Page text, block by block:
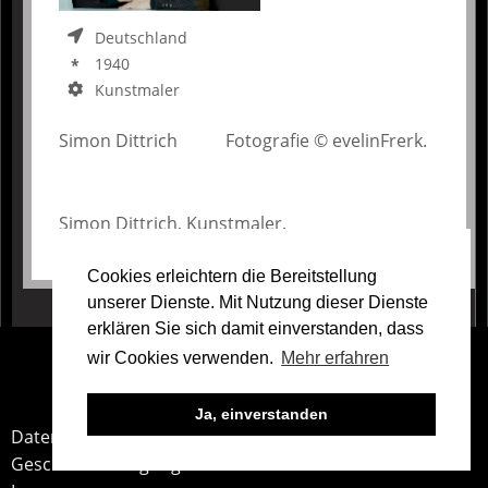
Cookies erleichtern die Bereitstellung
unserer Dienste. Mit Nutzung dieser Dienste
erklären Sie sich damit einverstanden, dass
wir Cookies verwenden. Mehr erfahren
Ja, einverstanden
Deutschland
1940
Kunstmaler
Simon Dittrich Fotografie © evelinFrerk.
Simon Dittrich, Kunstmaler.
Service
Datenschutz
Geschäftsbedingungen